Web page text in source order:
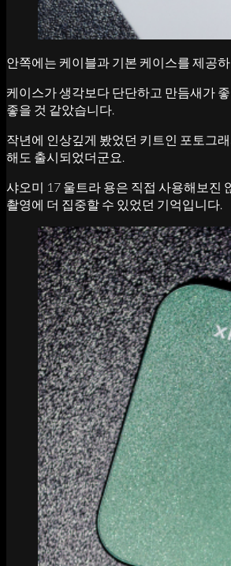
안쪽에는 케이블과 기본 케이스를 제공
케이스가 생각보다 단단하고 만듬새가
좋을 것 같았습니다.
작년에 인상깊게 봤었던 키트인 포토그
해도 출시되었더군요.
샤오미 17 울트라 용은 직접 사용해보진
촬영에 더 집중할 수 있었던 기억입니다.